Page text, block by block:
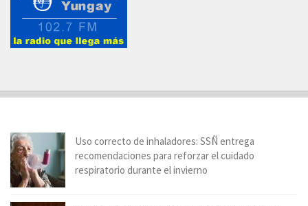
Uso correcto de inhaladores: SSÑ entrega
recomendaciones para reforzar el cuidado
respiratorio durante el invierno